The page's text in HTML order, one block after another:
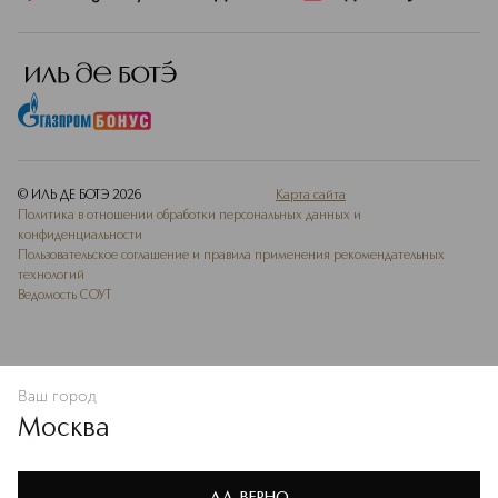
щадящим, но и практичным
Подробнее
© ИЛЬ ДЕ БОТЭ 2026
Карта сайта
Политика в отношении обработки персональных данных и
конфиденциальности
Пользовательское соглашение и правила применения рекомендательных
технологий
Ведомость СОУТ
Ваш город
Москва